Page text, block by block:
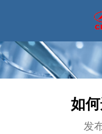
如
发